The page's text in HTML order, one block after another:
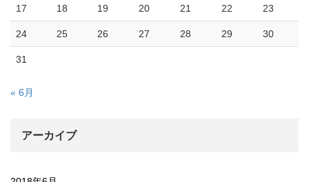
17 18 19 20 21 22 23
24 25 26 27 28 29 30
31
« 6月
アーカイブ